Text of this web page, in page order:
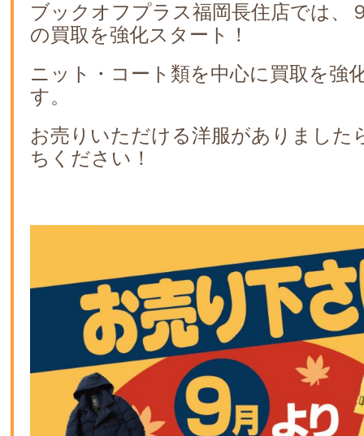
ブックオフプラス福岡長住店では、
の買取を強化スタート！
ニット・コート類を中心に買取を強
す。
お売りいただける洋服がありました
ちください！